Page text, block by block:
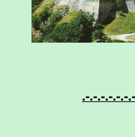
.-.-.-.-.-.-